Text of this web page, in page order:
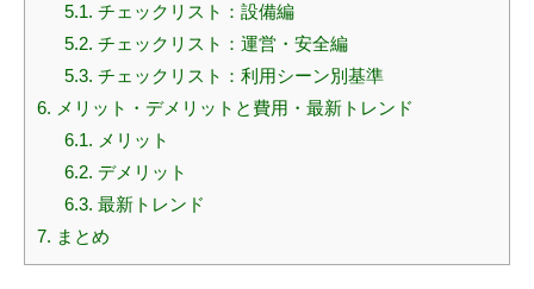
5.1. チェックリスト：設備編
5.2. チェックリスト：運営・安全編
5.3. チェックリスト：利用シーン別基準
6. メリット・デメリットと費用・最新トレンド
6.1. メリット
6.2. デメリット
6.3. 最新トレンド
7. まとめ